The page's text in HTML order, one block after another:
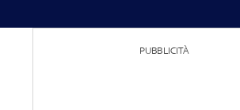
PUBBLICITÀ